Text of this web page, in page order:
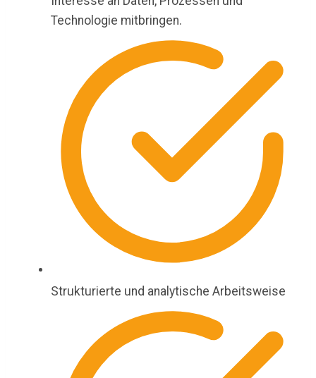
Technologie mitbringen.
Strukturierte und analytische Arbeitsweise